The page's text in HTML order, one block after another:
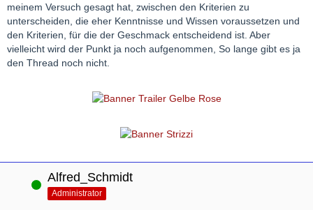
meinem Versuch gesagt hat, zwischen den Kriterien zu
unterscheiden, die eher Kenntnisse und Wissen voraussetzen und
den Kriterien, für die der Geschmack entscheidend ist. Aber
vielleicht wird der Punkt ja noch aufgenommen, So lange gibt es ja
den Thread noch nicht.
Online Alfred_Schmidt
Administrator